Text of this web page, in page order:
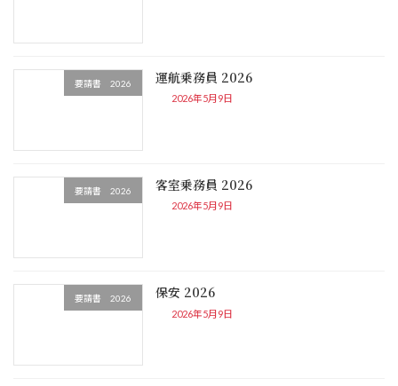
要請書 2026 運航乗務員 2026
2026年5月9日
要請書 2026 客室乗務員 2026
2026年5月9日
要請書 2026 保安 2026
2026年5月9日